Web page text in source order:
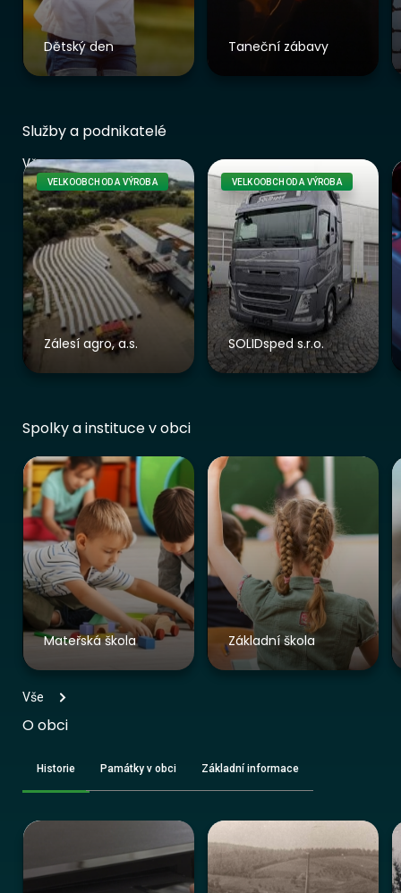
Dětský den Taneční zábavy
Služby a podnikatelé
Vše
Zálesí agro, a.s.
VELKOOBCHOD A VÝROBA
SOLIDsped s.r.o.
VELKOOBCHOD A VÝROBA
Spolky a instituce v obci
Mateřská škola Základní škola
Vše
O obci
Historie Památky v obci Základní informace